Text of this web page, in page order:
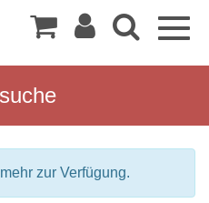
zur Verfügung.